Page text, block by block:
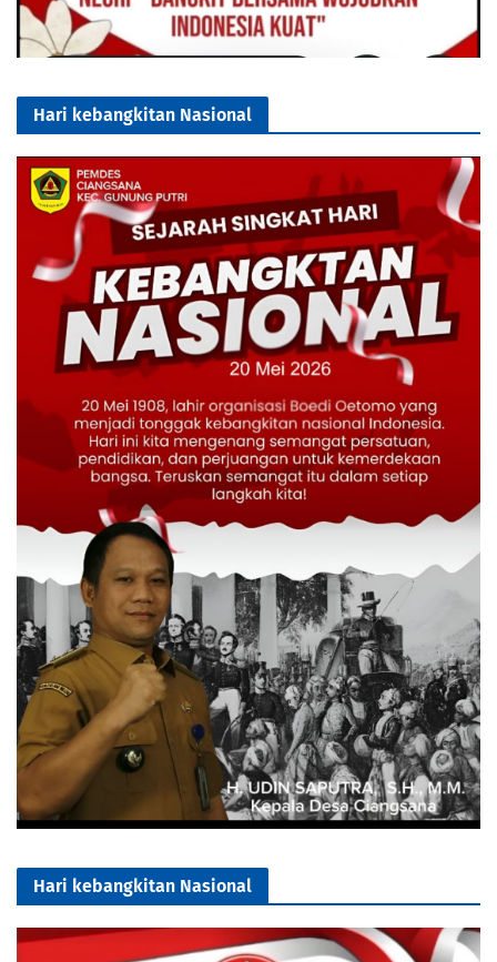
Hari kebangkitan Nasional
Hari kebangkitan Nasional